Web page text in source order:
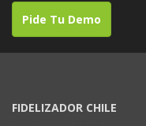
Pide Tu Demo
FIDELIZADOR CHILE